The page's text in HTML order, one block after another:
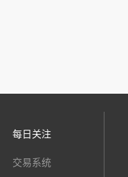
每日关注
交易系统